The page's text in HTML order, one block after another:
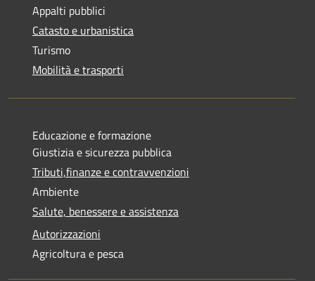
Appalti pubblici
Catasto e urbanistica
Turismo
Mobilità e trasporti
Educazione e formazione
Giustizia e sicurezza pubblica
Tributi,finanze e contravvenzioni
Ambiente
Salute, benessere e assistenza
Autorizzazioni
Agricoltura e pesca